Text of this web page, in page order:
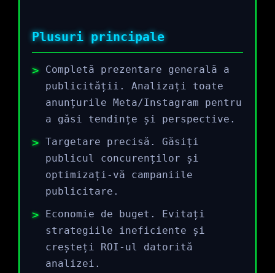
Plusuri principale
Completă prezentare generală a
publicității. Analizați toate
anunțurile Meta/Instagram pentru
a găsi tendințe și perspective.
Targetare precisă. Găsiți
publicul concurenților și
optimizați-vă campaniile
publicitare.
Economie de buget. Evitați
strategiile ineficiente și
creșteți ROI-ul datorită
analizei.